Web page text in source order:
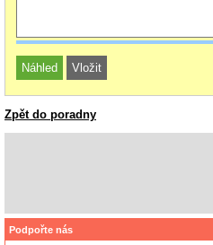
Zpět do poradny
Podpořte nás